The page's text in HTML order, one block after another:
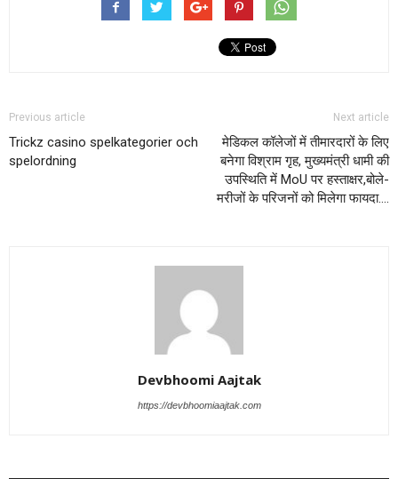
Previous article
Trickz casino spelkategorier och
spelordning
Next article
मेडिकल कॉलेजों में तीमारदारों के लिए
बनेगा विश्राम गृह, मुख्यमंत्री धामी की
उपस्थिति में MoU पर हस्ताक्षर,बोले-
मरीजों के परिजनों को मिलेगा फायदा….
Devbhoomi Aajtak
https://devbhoomiaajtak.com